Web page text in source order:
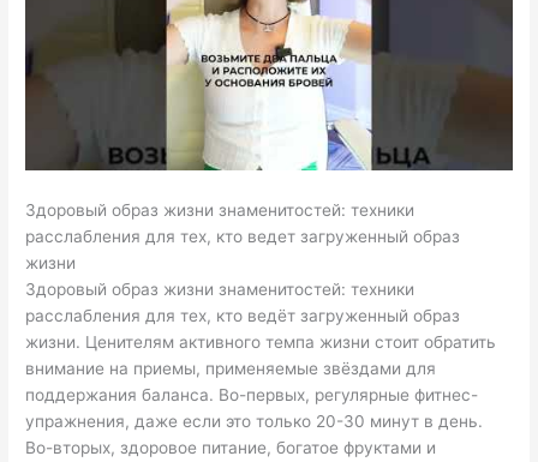
Здоровый образ жизни знаменитостей: техники
расслабления для тех, кто ведет загруженный образ
жизни
Здоровый образ жизни знаменитостей: техники
расслабления для тех, кто ведёт загруженный образ
жизни. Ценителям активного темпа жизни стоит обратить
внимание на приемы, применяемые звёздами для
поддержания баланса. Во-первых, регулярные фитнес-
упражнения, даже если это только 20-30 минут в день.
Во-вторых, здоровое питание, богатое фруктами и